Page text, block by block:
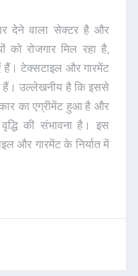
देने वाला सेक्टर है और
को रोजगार मिल रहा है,
हैं। टेक्सटाइल और गारमेंट
हैं। उल्लेखनीय है कि इससे
का एग्रीमेंट हुआ है और
की संभावना है। इस
और गारमेंट के निर्यात में